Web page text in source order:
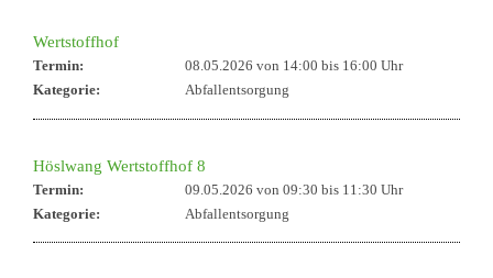
Wertstoffhof
Termin: 08.05.2026 von 14:00 bis 16:00 Uhr
Kategorie:
Abfallentsorgung
Höslwang Wertstoffhof 8
Termin: 09.05.2026 von 09:30 bis 11:30 Uhr
Kategorie:
Abfallentsorgung